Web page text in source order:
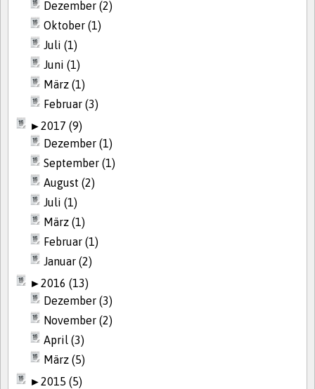
Dezember (2)
Oktober (1)
Juli (1)
Juni (1)
März (1)
Februar (3)
►2017 (9)
Dezember (1)
September (1)
August (2)
Juli (1)
März (1)
Februar (1)
Januar (2)
►2016 (13)
Dezember (3)
November (2)
April (3)
März (5)
►2015 (5)